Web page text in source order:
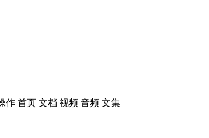
作 首页 文档 视频 音频 文集